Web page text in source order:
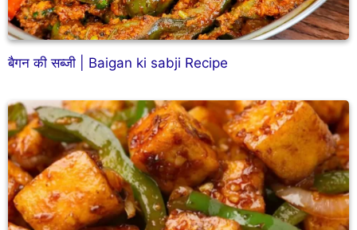
बैगन की सब्जी | Baigan ki sabji Recipe